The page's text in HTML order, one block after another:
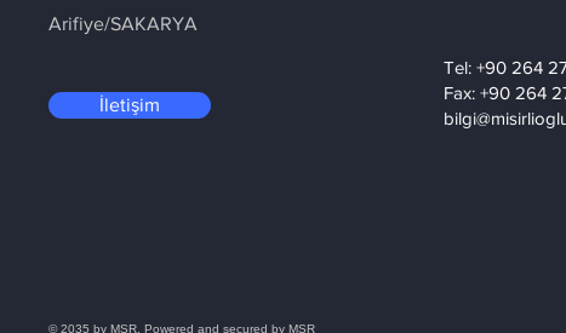
Arifiye/SAKARYA
İletişim
Tel: +90 264
Fax: +90 264
© 2035 by MSR. Powered and secured by MSR